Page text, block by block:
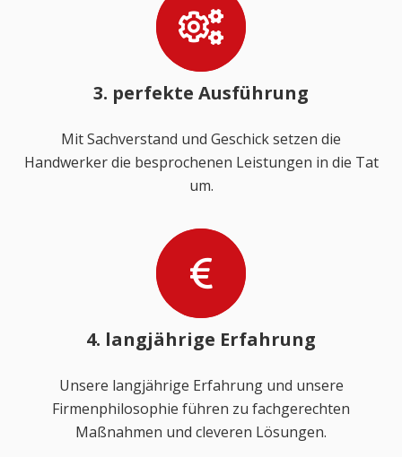
3. perfekte Ausführung
Mit Sachverstand und Geschick setzen die
Handwerker die besprochenen Leistungen in die Tat
um.
4. langjährige Erfahrung
Unsere langjährige Erfahrung und unsere
Firmenphilosophie führen zu fachgerechten
Maßnahmen und cleveren Lösungen.